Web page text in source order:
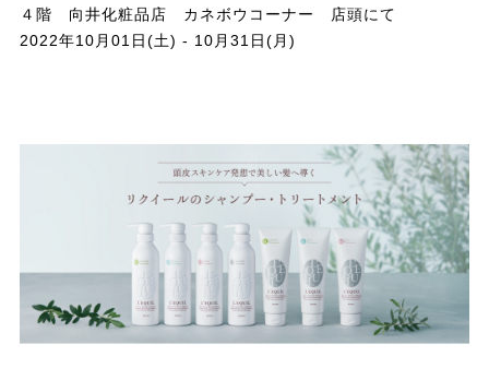
４階 向井化粧品店 カネボウコーナー 店頭にて
2022年10月01日(土) - 10月31日(月)